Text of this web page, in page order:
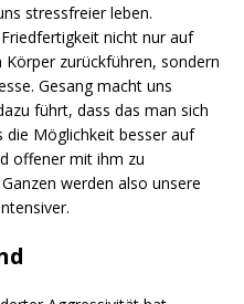
stressfreier leben.
nicht nur auf
zurückführen, sondern
Gesang macht uns
führt, dass das man sich
Möglichkeit besser auf
offener mit ihm zu
werden also unsere